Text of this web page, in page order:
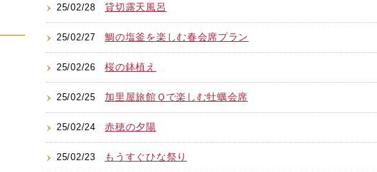
25/02/28貸切露天風呂
25/02/27鯛の塩釜を楽しむ春会席プラン
25/02/26桜の鉢植え
25/02/25 加里屋旅館Ｑで楽しむ牡蠣会席
25/02/24赤穂の夕陽
25/02/23 もうすぐひな祭り